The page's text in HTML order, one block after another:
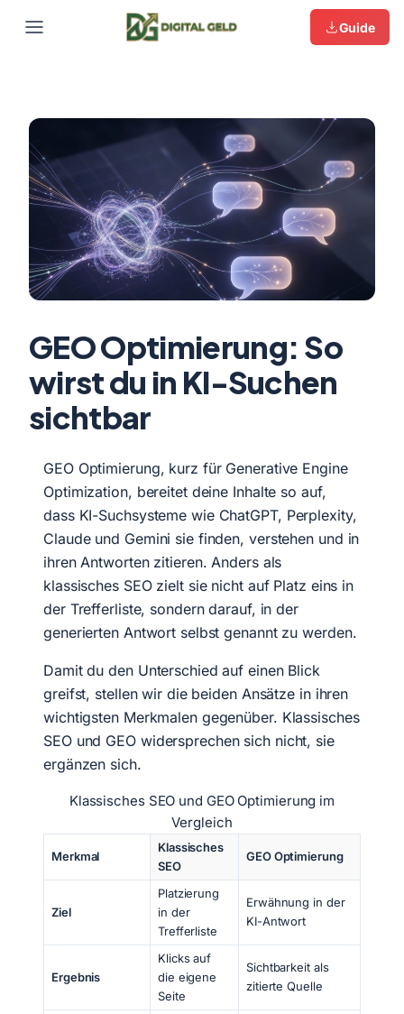
Guide
GEO Optimierung: So
wirst du in KI-Suchen
sichtbar
GEO Optimierung, kurz für Generative Engine
Optimization, bereitet deine Inhalte so auf,
dass KI-Suchsysteme wie ChatGPT, Perplexity,
Claude und Gemini sie finden, verstehen und in
ihren Antworten zitieren. Anders als
klassisches SEO zielt sie nicht auf Platz eins in
der Trefferliste, sondern darauf, in der
generierten Antwort selbst genannt zu werden.
Damit du den Unterschied auf einen Blick
greifst, stellen wir die beiden Ansätze in ihren
wichtigsten Merkmalen gegenüber. Klassisches
SEO und GEO widersprechen sich nicht, sie
ergänzen sich.
Klassisches SEO und GEO Optimierung im
Vergleich
Merkmal
Klassisches
SEO
GEO Optimierung
Ziel
Platzierung
in der
Trefferliste
Erwähnung in der
KI-Antwort
Ergebnis
Klicks auf
die eigene
Seite
Sichtbarkeit als
zitierte Quelle